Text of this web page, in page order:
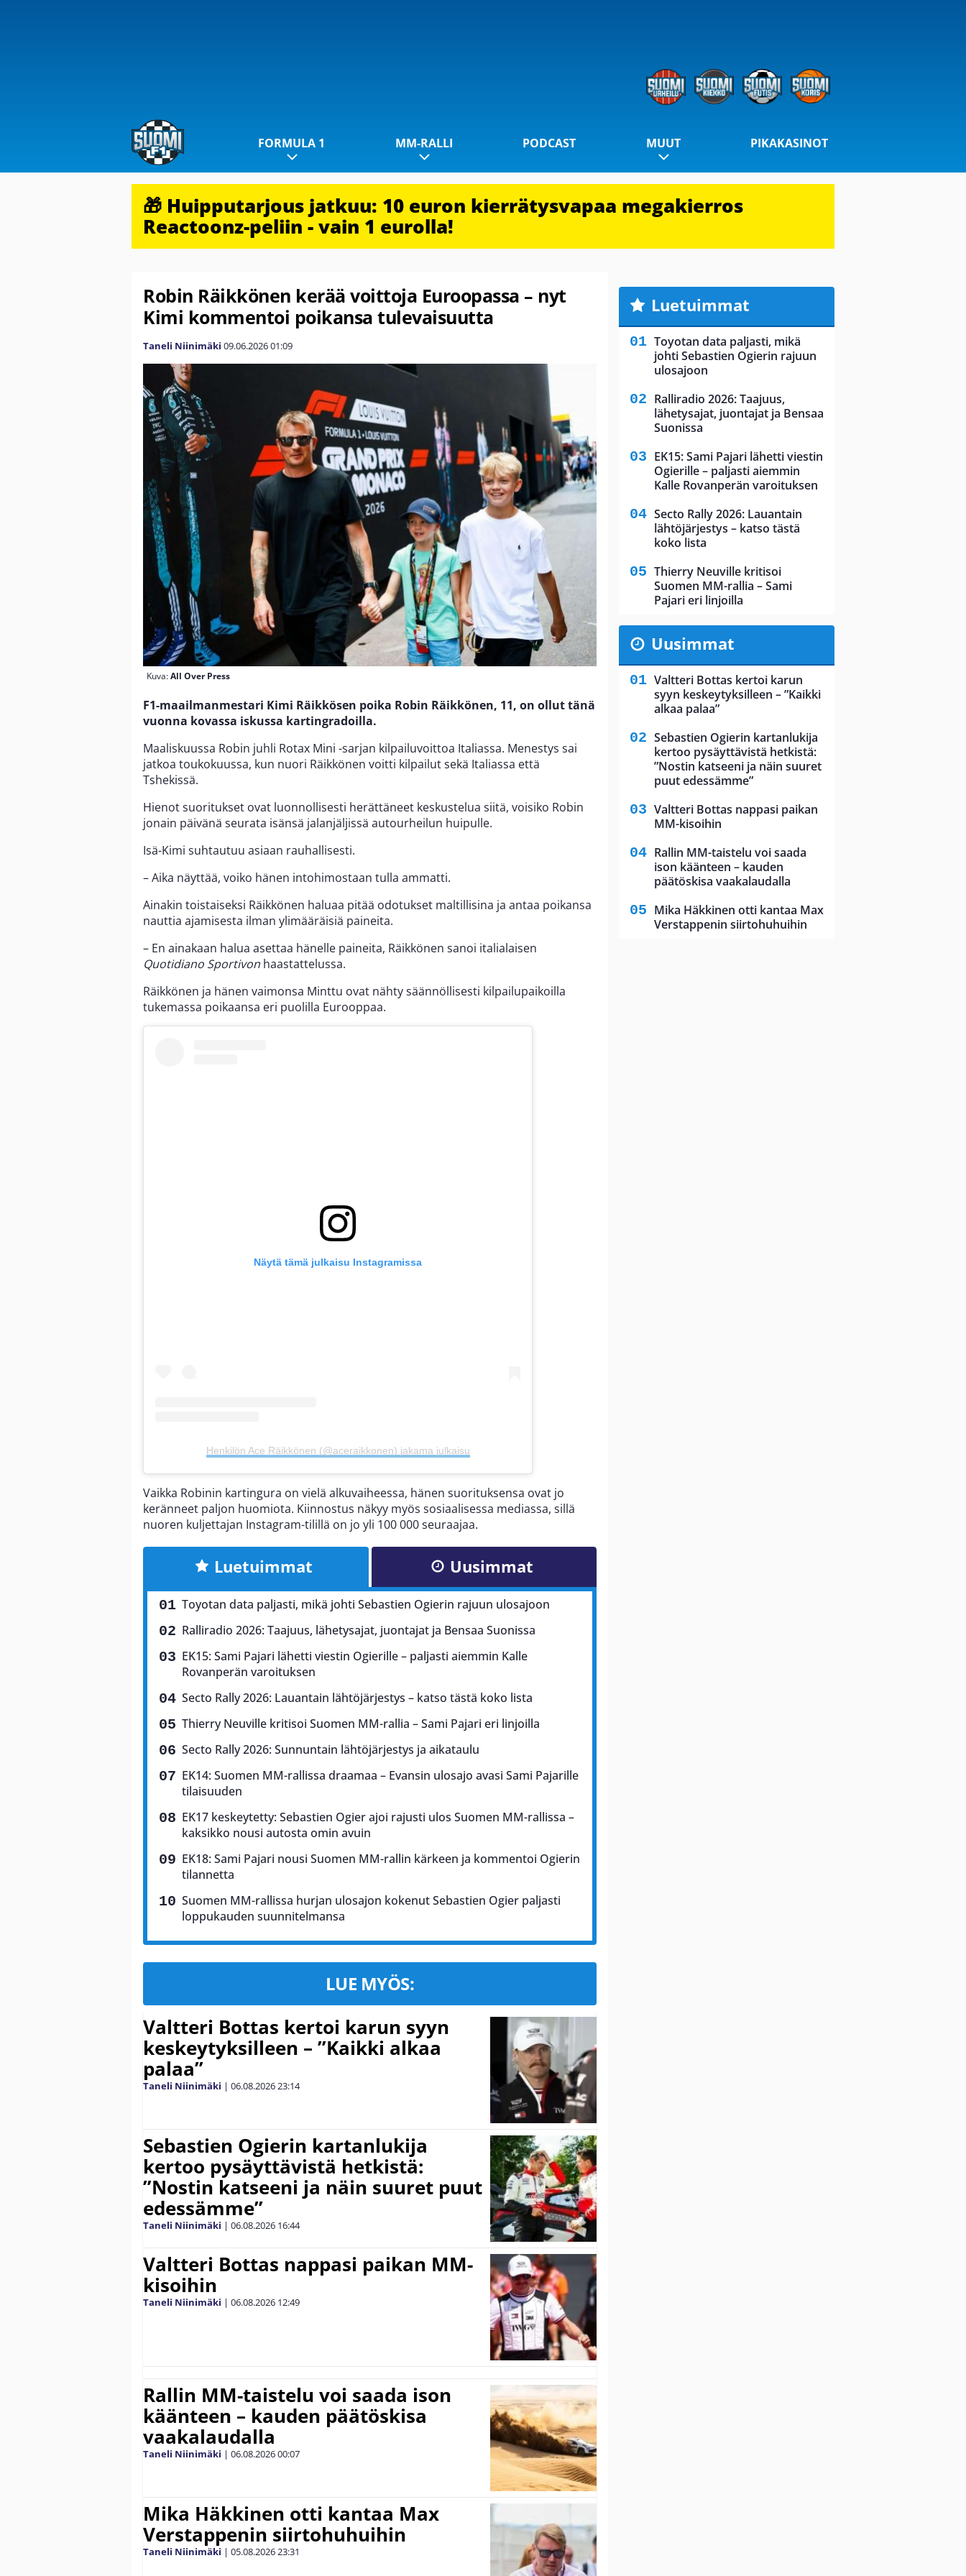
FORMULA 1 MM-RALLI PODCAST MUUT PIKAKASINOT
🎁 Huipputarjous jatkuu: 10 euron kierrätysvapaa megakierros
Reactoonz-peliin - vain 1 eurolla!
Robin Räikkönen kerää voittoja Euroopassa – nyt
Kimi kommentoi poikansa tulevaisuutta
Taneli Niinimäki 09.06.202601:09
Kuva:All Over Press
F1-maailmanmestari Kimi Räikkösen poika Robin Räikkönen, 11, on ollut tänä
vuonna kovassa iskussa kartingradoilla.
Maaliskuussa Robin juhli Rotax Mini -sarjan kilpailuvoittoa Italiassa. Menestys sai
jatkoa toukokuussa, kun nuori Räikkönen voitti kilpailut sekä Italiassa että
Tshekissä.
Hienot suoritukset ovat luonnollisesti herättäneet keskustelua siitä, voisiko Robin
jonain päivänä seurata isänsä jalanjäljissä autourheilun huipulle.
Isä-Kimi suhtautuu asiaan rauhallisesti.
– Aika näyttää, voiko hänen intohimostaan tulla ammatti.
Ainakin toistaiseksi Räikkönen haluaa pitää odotukset maltillisina ja antaa poikansa
nauttia ajamisesta ilman ylimääräisiä paineita.
– En ainakaan halua asettaa hänelle paineita, Räikkönen sanoi italialaisen
Quotidiano Sportivon haastattelussa.
Räikkönen ja hänen vaimonsa Minttu ovat nähty säännöllisesti kilpailupaikoilla
tukemassa poikaansa eri puolilla Eurooppaa.
Näytä tämä julkaisu Instagramissa
Henkilön Ace Räikkönen (@aceraikkonen) jakama julkaisu
Vaikka Robinin kartingura on vielä alkuvaiheessa, hänen suorituksensa ovat jo
keränneet paljon huomiota. Kiinnostus näkyy myös sosiaalisessa mediassa, sillä
nuoren kuljettajan Instagram-tilillä on jo yli 100 000 seuraajaa.
Luetuimmat Uusimmat
Toyotan data paljasti, mikä johti Sebastien Ogierin rajuun ulosajoon
Ralliradio 2026: Taajuus, lähetysajat, juontajat ja Bensaa Suonissa
EK15: Sami Pajari lähetti viestin Ogierille – paljasti aiemmin Kalle
Rovanperän varoituksen
Secto Rally 2026: Lauantain lähtöjärjestys – katso tästä koko lista
Thierry Neuville kritisoi Suomen MM-rallia – Sami Pajari eri linjoilla
Secto Rally 2026: Sunnuntain lähtöjärjestys ja aikataulu
EK14: Suomen MM-rallissa draamaa – Evansin ulosajo avasi Sami Pajarille
tilaisuuden
EK17 keskeytetty: Sebastien Ogier ajoi rajusti ulos Suomen MM-rallissa –
kaksikko nousi autosta omin avuin
EK18: Sami Pajari nousi Suomen MM-rallin kärkeen ja kommentoi Ogierin
tilannetta
Suomen MM-rallissa hurjan ulosajon kokenut Sebastien Ogier paljasti
loppukauden suunnitelmansa
LUE MYÖS:
Valtteri Bottas kertoi karun syyn
keskeytyksilleen – ”Kaikki alkaa
palaa”
Taneli Niinimäki | 06.08.202623:14
Sebastien Ogierin kartanlukija
kertoo pysäyttävistä hetkistä:
”Nostin katseeni ja näin suuret puut
edessämme”
Taneli Niinimäki | 06.08.2026 16:44
Valtteri Bottas nappasi paikan MM-
kisoihin
Taneli Niinimäki | 06.08.2026 12:49
Rallin MM-taistelu voi saada ison
käänteen – kauden päätöskisa
vaakalaudalla
Taneli Niinimäki | 06.08.202600:07
Mika Häkkinen otti kantaa Max
Verstappenin siirtohuhuihin
Taneli Niinimäki | 05.08.202623:31
Luetuimmat
Toyotan data paljasti, mikä
johti Sebastien Ogierin rajuun
ulosajoon
Ralliradio 2026: Taajuus,
lähetysajat, juontajat ja Bensaa
Suonissa
EK15: Sami Pajari lähetti viestin
Ogierille – paljasti aiemmin
Kalle Rovanperän varoituksen
Secto Rally 2026: Lauantain
lähtöjärjestys – katso tästä
koko lista
Thierry Neuville kritisoi
Suomen MM-rallia – Sami
Pajari eri linjoilla
Uusimmat
Valtteri Bottas kertoi karun
syyn keskeytyksilleen – ”Kaikki
alkaa palaa”
Sebastien Ogierin kartanlukija
kertoo pysäyttävistä hetkistä:
”Nostin katseeni ja näin suuret
puut edessämme”
Valtteri Bottas nappasi paikan
MM-kisoihin
Rallin MM-taistelu voi saada
ison käänteen – kauden
päätöskisa vaakalaudalla
Mika Häkkinen otti kantaa Max
Verstappenin siirtohuhuihin